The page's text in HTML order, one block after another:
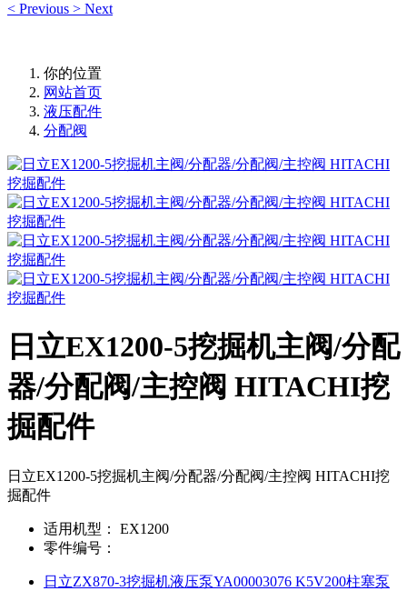
< Previous > Next
你的位置
网站首页
液压配件
分配阀
日立EX1200-5挖掘机主阀/分配
器/分配阀/主控阀 HITACHI挖
掘配件
日立EX1200-5挖掘机主阀/分配器/分配阀/主控阀 HITACHI挖
掘配件
适用机型：
EX1200
零件编号：
日立ZX870-3挖掘机液压泵YA00003076 K5V200柱塞泵